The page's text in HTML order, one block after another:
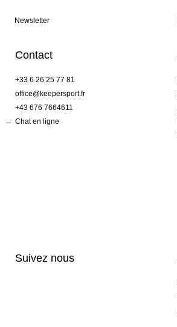
Newsletter
Contact
+33 6 26 25 77 81
office@keepersport.fr
+43 676 7664611
Chat en ligne
Suivez nous